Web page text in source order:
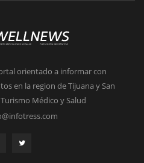
orientado a informar con
en la region de Tijuana y San
Médico y Salud